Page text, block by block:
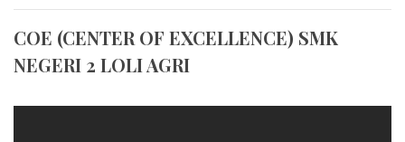
COE (CENTER OF EXCELLENCE) SMK
NEGERI 2 LOLI AGRI